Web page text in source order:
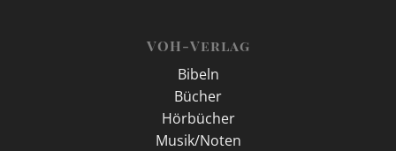
VOH-Verlag
Bibeln
Bücher
Hörbücher
Musik/Noten